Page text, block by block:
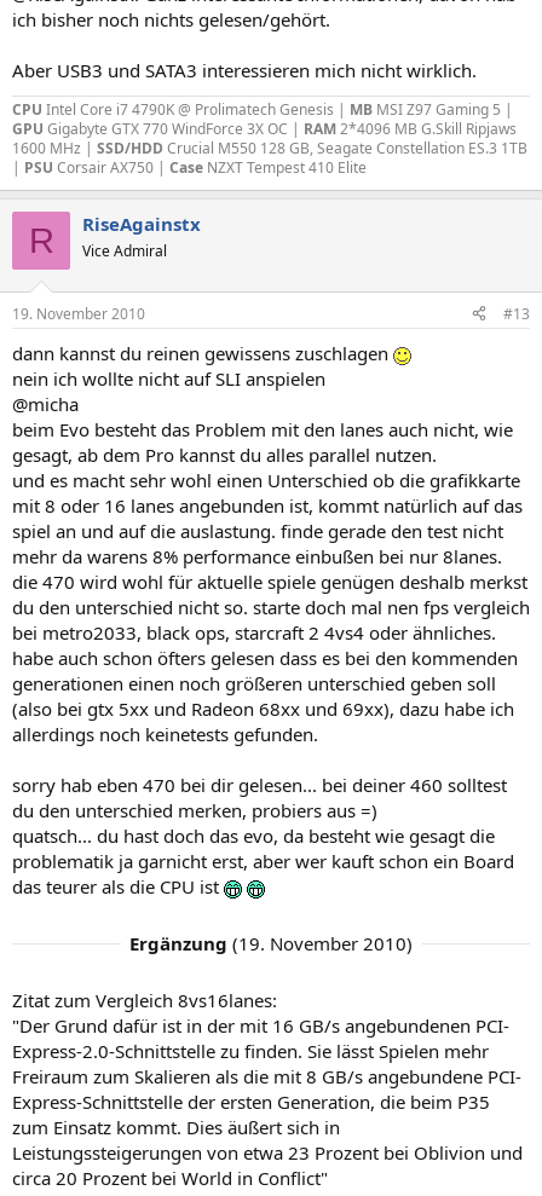
ich bisher noch nichts gelesen/gehört.
Aber USB3 und SATA3 interessieren mich nicht wirklich.
CPU Intel Core i7 4790K @ Prolimatech Genesis | MB MSI Z97 Gaming 5 |
GPU Gigabyte GTX 770 WindForce 3X OC | RAM2*4096 MB G.Skill Ripjaws
1600 MHz | SSD/HDD Crucial M550 128 GB, Seagate Constellation ES.3 1TB
| PSU Corsair AX750 | Case NZXT Tempest 410 Elite
R RiseAgainstx
Vice Admiral
19. November 2010 #13
dann kannst du reinen gewissens zuschlagen
nein ich wollte nicht auf SLI anspielen
@micha
beim Evo besteht das Problem mit den lanes auch nicht, wie
gesagt, ab dem Pro kannst du alles parallel nutzen.
und es macht sehr wohl einen Unterschied ob die grafikkarte
mit 8 oder 16 lanes angebunden ist, kommt natürlich auf das
spiel an und auf die auslastung. finde gerade den test nicht
mehr da warens 8% performance einbußen bei nur 8lanes.
die 470 wird wohl für aktuelle spiele genügen deshalb merkst
du den unterschied nicht so. starte doch mal nen fps vergleich
bei metro2033, black ops, starcraft 2 4vs4 oder ähnliches.
habe auch schon öfters gelesen dass es bei den kommenden
generationen einen noch größeren unterschied geben soll
(also bei gtx 5xx und Radeon 68xx und 69xx), dazu habe ich
allerdings noch keinetests gefunden.
sorry hab eben 470 bei dir gelesen... bei deiner 460 solltest
du den unterschied merken, probiers aus =)
quatsch... du hast doch das evo, da besteht wie gesagt die
problematik ja garnicht erst, aber wer kauft schon ein Board
das teurer als die CPU ist
Ergänzung (19. November 2010)
Zitat zum Vergleich 8vs16lanes:
"Der Grund dafür ist in der mit 16 GB/s angebundenen PCI-
Express-2.0-Schnittstelle zu finden. Sie lässt Spielen mehr
Freiraum zum Skalieren als die mit 8 GB/s angebundene PCI-
Express-Schnittstelle der ersten Generation, die beim P35
zum Einsatz kommt. Dies äußert sich in
Leistungssteigerungen von etwa 23 Prozent bei Oblivion und
circa 20 Prozent bei World in Conflict"